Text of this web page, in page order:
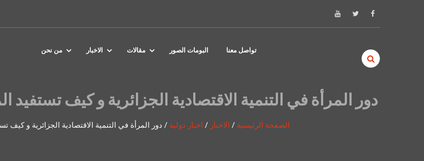
من نحن الاخبار مقالات البومات الصور تواصل معنا
دور المرأة في التنمية الاقتصادية الجزائرية و كيف تستفيد
الصفحة الرئيسية / الاخبار / اخبار دولية / دور المرأة في التنمية الاقتصادية الجزائرية و كيف